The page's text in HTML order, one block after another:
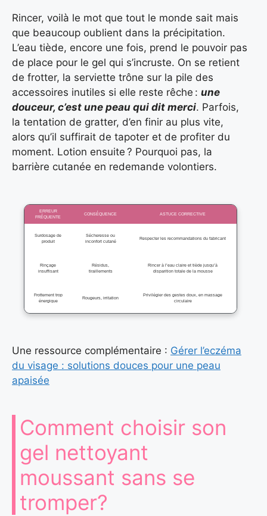
Rincer, voilà le mot que tout le monde sait mais
que beaucoup oublient dans la précipitation.
L’eau tiède, encore une fois, prend le pouvoir pas
de place pour le gel qui s’incruste. On se retient
de frotter, la serviette trône sur la pile des
accessoires inutiles si elle reste rêche : une
douceur, c’est une peau qui dit merci. Parfois,
la tentation de gratter, d’en finir au plus vite,
alors qu’il suffirait de tapoter et de profiter du
moment. Lotion ensuite ? Pourquoi pas, la
barrière cutanée en redemande volontiers.
ERREUR
FRÉQUENTE
CONSÉQUENCE ASTUCE CORRECTIVE
Surdosage de
produit
Sécheresse ou
inconfort cutané
Respecter les recommandations du fabricant
Rinçage
insuffisant
Résidus,
tiraillements
Rincer à l’eau claire et tiède jusqu’à
disparition totale de la mousse
Frottement trop
énergique
Rougeurs, irritation
Privilégier des gestes doux, en massage
circulaire
Une ressource complémentaire : Gérer l’eczéma
du visage : solutions douces pour une peau
apaisée
Comment choisir son
gel nettoyant
moussant sans se
tromper?